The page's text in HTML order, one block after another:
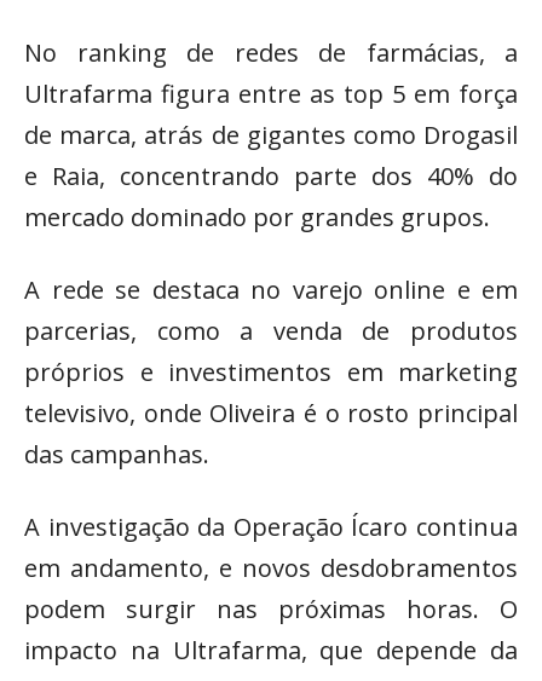
No ranking de redes de farmácias, a
Ultrafarma figura entre as top 5 em força
de marca, atrás de gigantes como Drogasil
e Raia, concentrando parte dos 40% do
mercado dominado por grandes grupos.
A rede se destaca no varejo online e em
parcerias, como a venda de produtos
próprios e investimentos em marketing
televisivo, onde Oliveira é o rosto principal
das campanhas.
A investigação da Operação Ícaro continua
em andamento, e novos desdobramentos
podem surgir nas próximas horas. O
impacto na Ultrafarma, que depende da